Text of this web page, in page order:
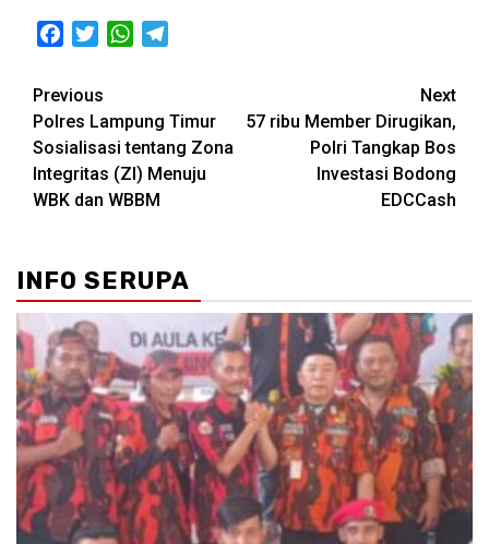
FacebookTwitterWhatsApp
Post
navigation
Previous
Polres Lampung Timur
Sosialisasi tentang Zona
Integritas (ZI) Menuju
WBK dan WBBM
Next
57 ribu Member Dirugikan,
Polri Tangkap Bos
Investasi Bodong
EDCCash
INFO SERUPA